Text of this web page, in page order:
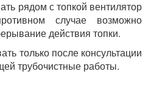
рядом с топкой вентилятор
случае возможно
действия топки.
только после консультации
трубочистные работы.